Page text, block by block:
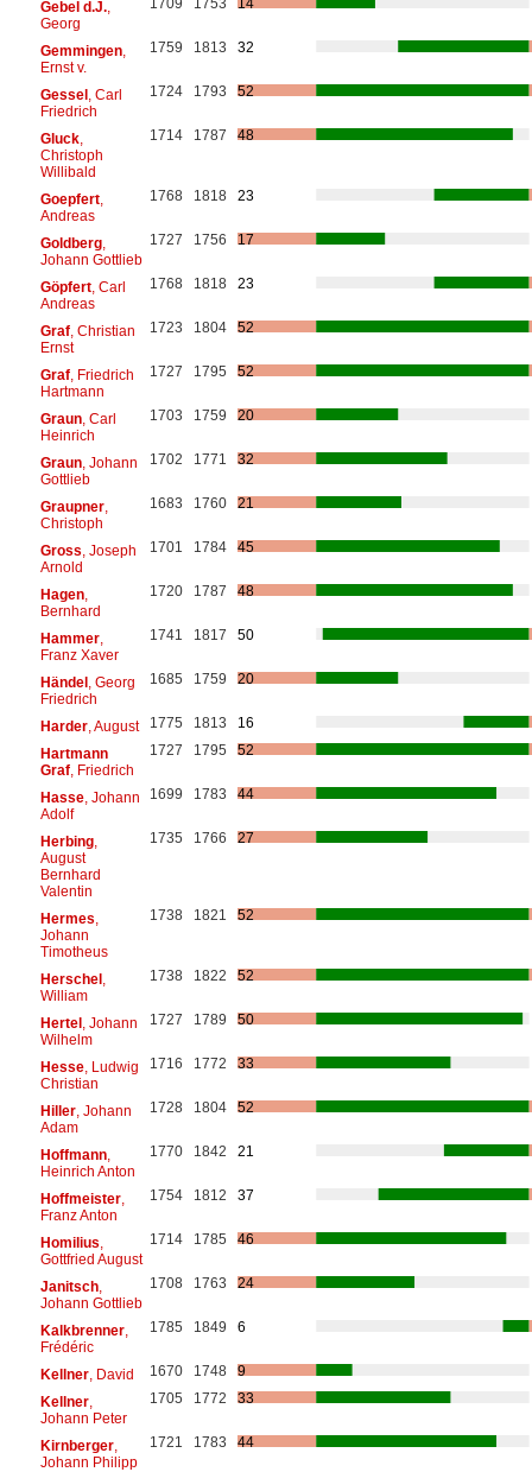
Gebel d.J.,
Georg
1709 1753 14
Gemmingen,
Ernst v.
1759 1813 32
Gessel, Carl
Friedrich
1724 1793 52
Gluck,
Christoph
Willibald
1714 1787 48
Goepfert,
Andreas
1768 1818 23
Goldberg,
Johann Gottlieb
1727 1756 17
Göpfert, Carl
Andreas
1768 1818 23
Graf, Christian
Ernst
1723 1804 52
Graf, Friedrich
Hartmann
1727 1795 52
Graun, Carl
Heinrich
1703 1759 20
Graun, Johann
Gottlieb
1702 1771 32
Graupner,
Christoph
1683 1760 21
Gross , Joseph
Arnold
1701 1784 45
Hagen,
Bernhard
1720 1787 48
Hammer,
Franz Xaver
1741 1817 50
Händel, Georg
Friedrich
1685 1759 20
Harder, August 1775 1813
16
Hartmann
Graf, Friedrich
1727 1795 52
Hasse, Johann
Adolf
1699 1783 44
Herbing,
August
Bernhard
Valentin
1735 1766 27
Hermes
Johann
Timotheus
1738 1821 52
Herschel,
William
1738 1822 52
Hertel, Johann
Wilhelm
1727 1789 50
Hesse, Ludwig
Christian
1716 1772 33
Hiller, Johann
Adam
1728 1804 52
Hoffmann,
Heinrich Anton
1770 1842 21
Hoffmeister,
Franz Anton
1754 1812 37
Homilius
Gottfried August
1714 1785 46
Janitsch,
Johann Gottlieb
1708 1763 24
Kalkbrenner,
Frédéric
1785 1849 6
Kellner, David 1670 1748
9
Kellner,
Johann Peter
1705 1772 33
Kirnberger,
Johann Philipp
1721 1783 44